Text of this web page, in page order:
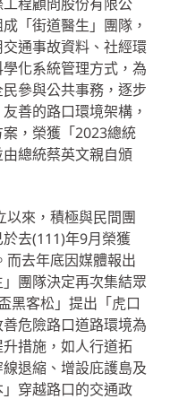
「街道醫生」團隊，
通事故資料、社經環
化系統管理方式，為
參與公共事務，逐步
善的路口環境架構，
，榮獲「2023總統
總統蔡英文親自頒
以來，積極與民間團
去(111)年9月榮獲
而去年底因媒體報出
」團隊決定再次集結眾
黑客松」提出「虎口
危險路口道路環境為
措施，如人行道拓
退縮、增設庇護島及
穿越路口的交通政